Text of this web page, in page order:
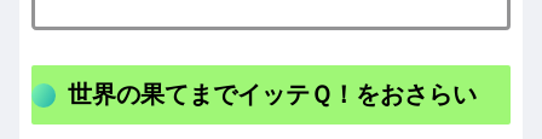
世界の果てまでイッテＱ！をおさらい